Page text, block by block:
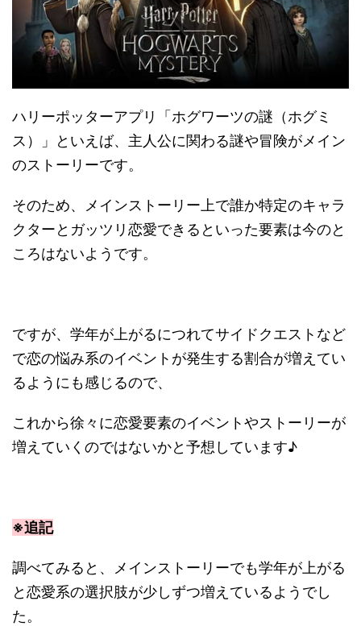
ハリーポッターアプリ「ホグワーツの謎（ホグミ
ス）」といえば、主人公に関わる謎や冒険がメイン
のストーリーです。
そのため、メインストーリー上で誰か特定のキャラ
クターとガッツリ恋愛できるといった要素は今のと
ころはないようです。
ですが、学年が上がるにつれてサイドクエストなど
で恋の悩み系のイベントが発生する割合が増えてい
るようにも感じるので、
これから徐々に恋愛要素のイベントやストーリーが
増えていくのではないかと予想しています♪
※追記
調べてみると、メインストーリーでも学年が上がる
と恋愛系の選択肢が少しずつ増えているようでし
た。